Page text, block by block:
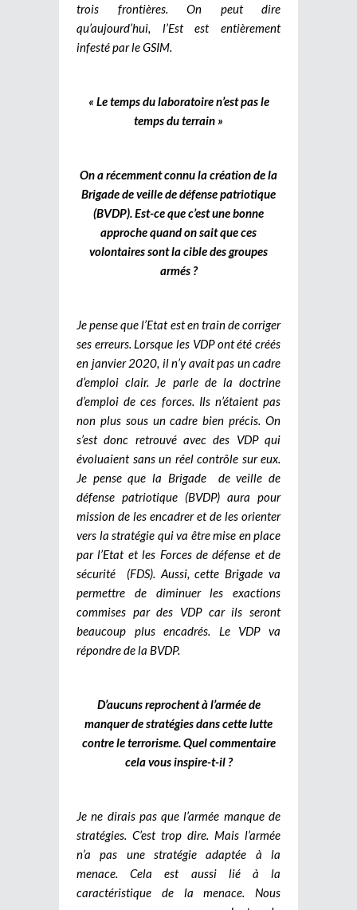
trois frontières. On peut dire
qu’aujourd’hui, l’Est est entièrement
infesté par le GSIM.
« Le temps du laboratoire n’est pas le
temps du terrain »
On a récemment connu la création de la
Brigade de veille de défense patriotique
(BVDP). Est-ce que c’est une bonne
approche quand on sait que ces
volontaires sont la cible des groupes
armés ?
Je pense que l’Etat est en train de corriger
ses erreurs. Lorsque les VDP ont été créés
en janvier 2020, il n’y avait pas un cadre
d’emploi clair. Je parle de la doctrine
d’emploi de ces forces. Ils n’étaient pas
non plus sous un cadre bien précis. On
s’est donc retrouvé avec des VDP qui
évoluaient sans un réel contrôle sur eux.
Je pense que la Brigade de veille de
défense patriotique (BVDP) aura pour
mission de les encadrer et de les orienter
vers la stratégie qui va être mise en place
par l’Etat et les Forces de défense et de
sécurité (FDS). Aussi, cette Brigade va
permettre de diminuer les exactions
commises par des VDP car ils seront
beaucoup plus encadrés. Le VDP va
répondre de la BVDP.
D’aucuns reprochent à l’armée de
manquer de stratégies dans cette lutte
contre le terrorisme. Quel commentaire
cela vous inspire-t-il ?
Je ne dirais pas que l’armée manque de
stratégies. C’est trop dire. Mais l’armée
n’a pas une stratégie adaptée à la
menace. Cela est aussi lié à la
caractéristique de la menace. Nous